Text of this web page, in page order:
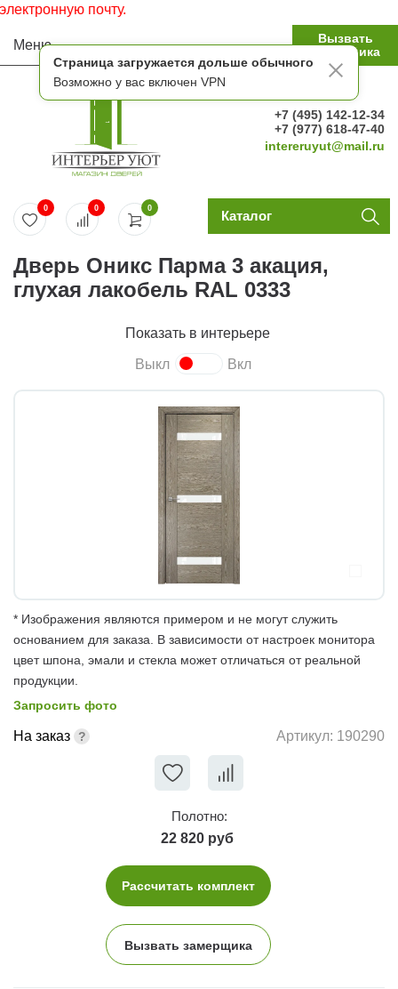
Страница загружается дольше обычного
Возможно у вас включен VPN
почту.
Меню
Вызвать
замерщика
+7 (495) 142-12-34
+7 (977) 618-47-40
intereruyut@mail.ru
0
0 0 Каталог
Дверь Оникс Парма 3 акация,
глухая лакобель RAL 0333
Показать в интерьере
Выкл Вкл
* Изображения являются примером и не могут служить
основанием для заказа. В зависимости от настроек монитора
цвет шпона, эмали и стекла может отличаться от реальной
продукции.
Запросить фото
На заказ Артикул: 190290
Полотно:
22 820 руб
Рассчитать комплект
Вызвать замерщика